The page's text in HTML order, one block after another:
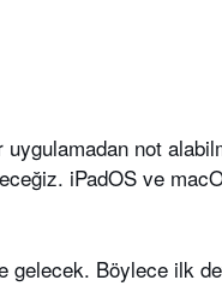
not
iPadOS ve
gelecek. Böylece ilk